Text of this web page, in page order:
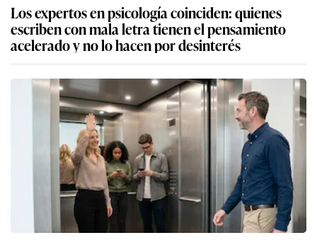
Los expertos en psicología coinciden: quienes
escriben con mala letra tienen el pensamiento
acelerado y no lo hacen por desinterés